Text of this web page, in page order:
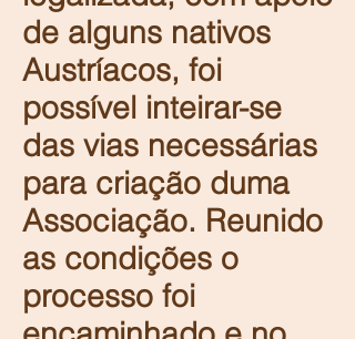
de alguns nativos
Austríacos, foi
possível inteirar-se
das vias necessárias
para criação duma
Associação. Reunido
as condições o
processo foi